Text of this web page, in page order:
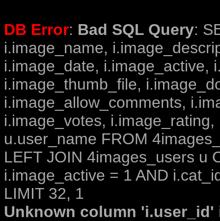
DB Error: Bad SQL Query:
i.image_name,
i.image_date, i.image_active,
i.image_thumb_file,
i.image_allow_comments,
i.image_votes,
u.user_name FROM
LEFT JOIN 4images_users u
i.image_active = 1 AND
LIMIT 32, 1
Unknown column